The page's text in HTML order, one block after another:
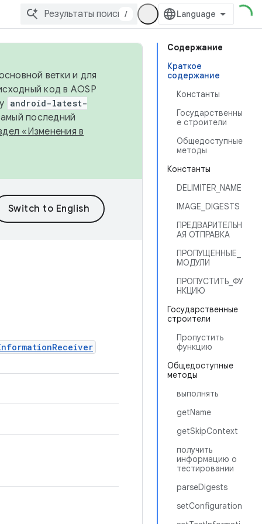
/
Содержание
Краткое
содержание
Константы
Государственны
е строители
Общедоступные
методы
Константы
DELIMITER_NAME
IMAGE_DIGESTS
ПРЕДВАРИТЕЛЬН
АЯ ОТПРАВКА
ПРОПУЩЕННЫЕ_
МОДУЛИ
ПРОПУСТИТЬ_ФУ
НКЦИЮ
Государственные
строители
Пропустить
функцию
Общедоступные
методы
выполнять
getName
getSkipContext
получить
информацию о
тестировании
parseDigests
setConfiguration
ветки и для
код в AOSP
android-latest-
последний
«Изменения в